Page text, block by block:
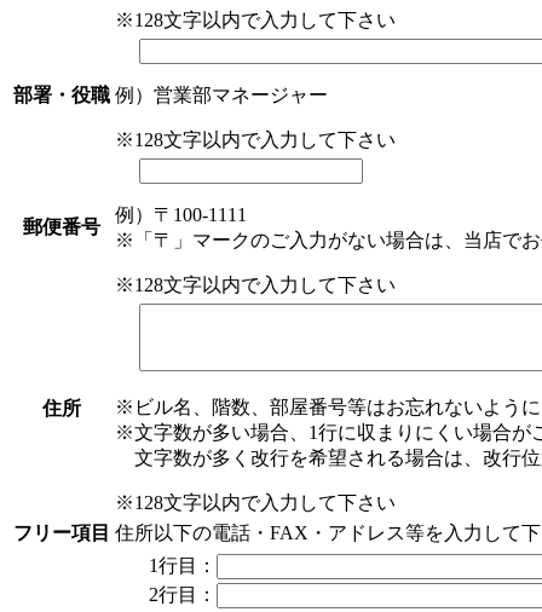
※128文字以内で入力して下さい
部署・役職 例）営業部マネージャー
※128文字以内で入力して下さい
郵便番号
例）〒100-1111
※「〒」マークのご入力がない場合は、当店で
※128文字以内で入力して下さい
住所
※ビル名、階数、部屋番号等はお忘れないよう
※文字数が多い場合、1行に収まりにくい場合が
文字数が多く改行を希望される場合は、改行
※128文字以内で入力して下さい
フリー項目 住所以下の電話・FAX・アドレス等を入力して
1行目：
2行目：